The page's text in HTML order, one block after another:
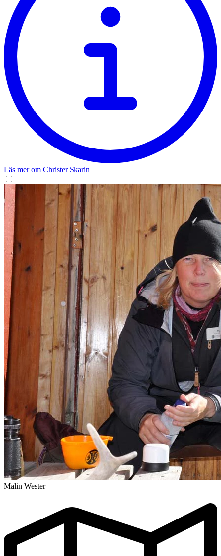
Läs mer om Christer Skarin
Malin Wester